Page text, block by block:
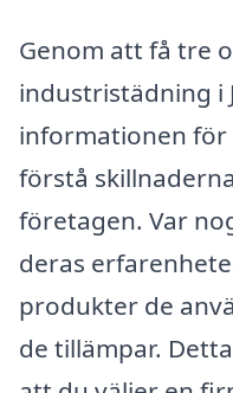
Genom att få tre
industristädning i
informationen
förstå
företagen. Var
deras
produkter de
de tillämpar.